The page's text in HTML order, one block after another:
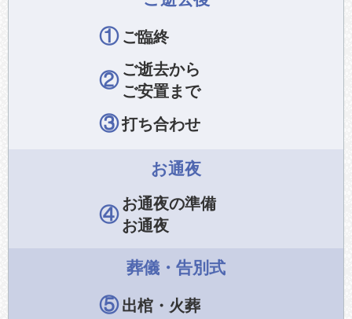
① ご臨終
②
ご逝去から
ご安置まで
③打ち合わせ
お通夜
④
お通夜の準備
お通夜
葬儀・告別式
⑤ 出棺・火葬